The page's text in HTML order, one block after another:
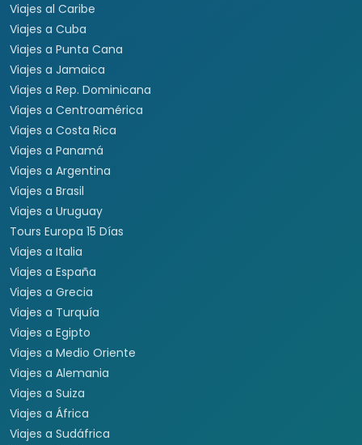
Viajes al Caribe
Viajes a Cuba
Viajes a Punta Cana
Viajes a Jamaica
Viajes a Rep. Dominicana
Viajes a Centroamérica
Viajes a Costa Rica
Viajes a Panamá
Viajes a Argentina
Viajes a Brasil
Viajes a Uruguay
Tours Europa 15 Días
Viajes a Italia
Viajes a España
Viajes a Grecia
Viajes a Turquía
Viajes a Egipto
Viajes a Medio Oriente
Viajes a Alemania
Viajes a Suiza
Viajes a África
Viajes a Sudáfrica